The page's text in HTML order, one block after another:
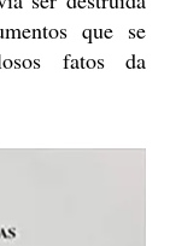
que se
fatos da